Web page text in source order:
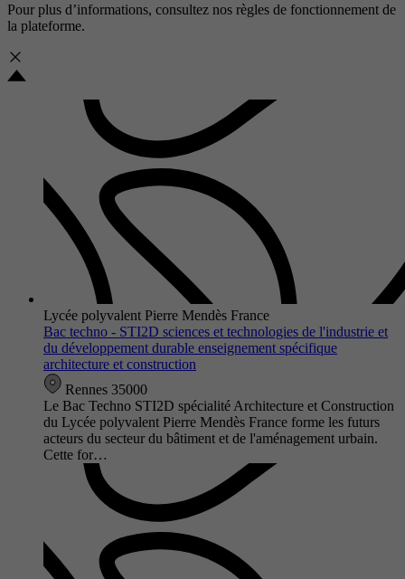
Pour plus d’informations, consultez nos règles de fonctionnement de
la plateforme.
Lycée polyvalent Pierre Mendès France
Bac techno - STI2D sciences et technologies de l'industrie et
du développement durable enseignement spécifique
architecture et construction
Rennes 35000
Le Bac Techno STI2D spécialité Architecture et Construction
du Lycée polyvalent Pierre Mendès France forme les futurs
acteurs du secteur du bâtiment et de l'aménagement urbain.
Cette for…